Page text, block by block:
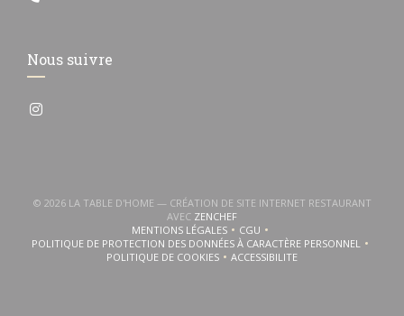
Nous suivre
Instagram ((ouvre une nouvelle fenêtre))
© 2026 LA TABLE D'HOME — CRÉATION DE SITE INTERNET RESTAURANT
AVEC ZENCHEF((OUVRE UNE NOUVELLE FENÊTRE))
MENTIONS LÉGALES((OUVRE UNE NOUVELLE FENÊTRE))
CGU((OUVRE UNE NOUVELLE
POLITIQUE DE PROTECTION DES DONNÉES À CARACTÈRE PERSONNEL
((OUVRE UNE NOUVELLE FENÊTRE))
POLITIQUE DE COOKIES((OUVRE UNE NOUVELLE FENÊTRE))
ACCESSIBILITE((OUVRE UNE NOUVELLE